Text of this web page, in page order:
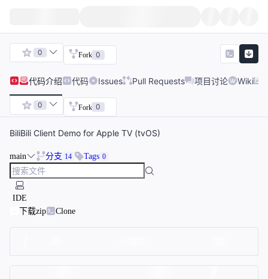
0 Fork 0
代码介绍 代码 Issues Pull Requests 项目讨论 Wiki
0 Fork 0
BiliBili Client Demo for Apple TV (tvOS)
main 分支 14 Tags 0
IDE
下载zip
Clone